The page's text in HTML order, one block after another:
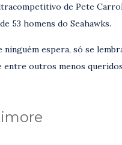
de Pete
53 homens do Seahawks.
ninguém espera, só se
outros menos